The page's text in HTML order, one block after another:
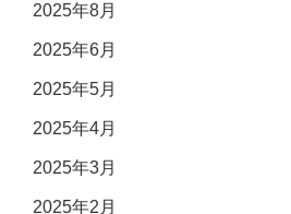
2025年8月
2025年6月
2025年5月
2025年4月
2025年3月
2025年2月